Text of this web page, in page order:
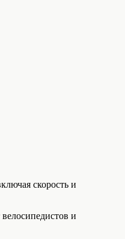
скорость и
и